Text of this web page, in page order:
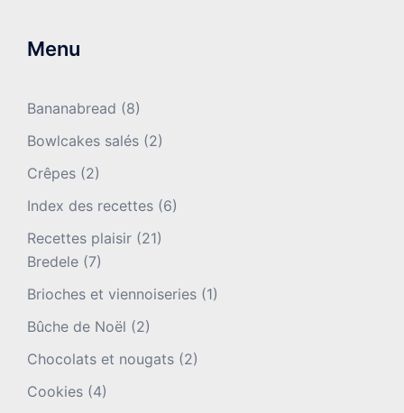
Menu
Bananabread (8)
Bowlcakes salés (2)
Crêpes (2)
Index des recettes (6)
Recettes plaisir (21)
Bredele (7)
Brioches et viennoiseries (1)
Bûche de Noël (2)
Chocolats et nougats (2)
Cookies (4)